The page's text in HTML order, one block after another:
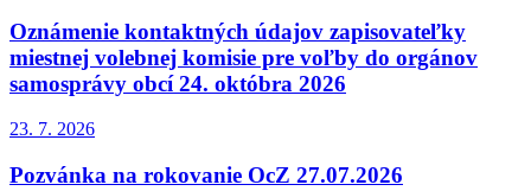
Oznámenie kontaktných údajov zapisovateľky
miestnej volebnej komisie pre voľby do orgánov
samosprávy obcí 24. októbra 2026
23. 7. 2026
Pozvánka na rokovanie OcZ 27.07.2026